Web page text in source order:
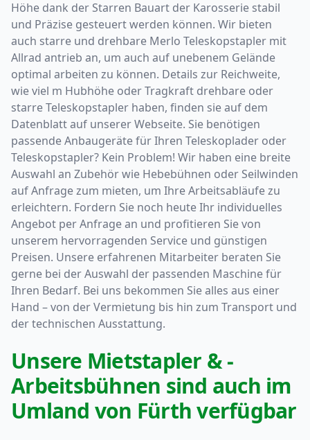
Höhe dank der Starren Bauart der Karosserie stabil
und Präzise gesteuert werden können. Wir bieten
auch starre und drehbare Merlo Teleskopstapler mit
Allrad antrieb an, um auch auf unebenem Gelände
optimal arbeiten zu können. Details zur Reichweite,
wie viel m Hubhöhe oder Tragkraft drehbare oder
starre Teleskopstapler haben, finden sie auf dem
Datenblatt auf unserer Webseite. Sie benötigen
passende Anbaugeräte für Ihren Teleskoplader oder
Teleskopstapler? Kein Problem! Wir haben eine breite
Auswahl an Zubehör wie Hebebühnen oder Seilwinden
auf Anfrage zum mieten, um Ihre Arbeitsabläufe zu
erleichtern. Fordern Sie noch heute Ihr individuelles
Angebot per Anfrage an und profitieren Sie von
unserem hervorragenden Service und günstigen
Preisen. Unsere erfahrenen Mitarbeiter beraten Sie
gerne bei der Auswahl der passenden Maschine für
Ihren Bedarf. Bei uns bekommen Sie alles aus einer
Hand – von der Vermietung bis hin zum Transport und
der technischen Ausstattung.
Unsere Mietstapler & -
Arbeitsbühnen sind auch im
Umland von Fürth verfügbar